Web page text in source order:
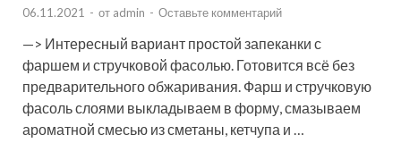
06.11.2021 - от admin - Оставьте комментарий
—> Интересный вариант простой запеканки с
фаршем и стручковой фасолью. Готовится всё без
предварительного обжаривания. Фарш и стручковую
фасоль слоями выкладываем в форму, смазываем
ароматной смесью из сметаны, кетчупа и …